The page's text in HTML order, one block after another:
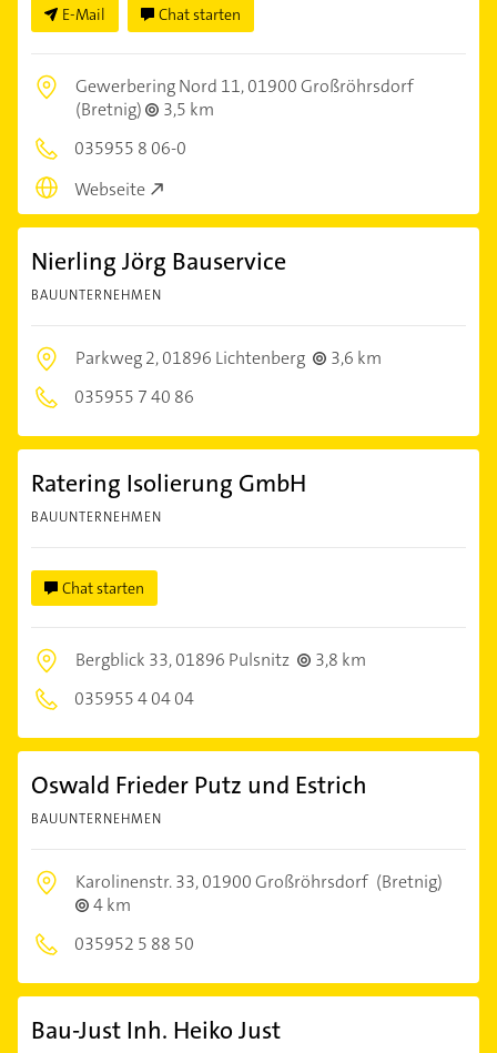
E-Mail Chat starten
Gewerbering Nord 11,01900 Großröhrsdorf
(Bretnig)
3,5 km
035955 8 06-0
Webseite
Nierling Jörg Bauservice
BAUUNTERNEHMEN
Parkweg 2,01896 Lichtenberg
3,6 km
035955 7 40 86
Ratering Isolierung GmbH
BAUUNTERNEHMEN
Chat starten
Bergblick 33,01896 Pulsnitz
3,8 km
035955 4 04 04
Oswald Frieder Putz und Estrich
BAUUNTERNEHMEN
Karolinenstr. 33,01900 Großröhrsdorf (Bretnig)
4 km
035952 5 88 50
Bau-Just Inh. Heiko Just